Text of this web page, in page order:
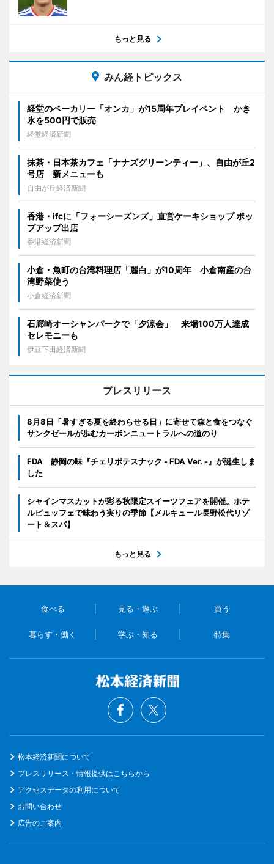
もっと見る
みん経トピックス
経堂のベーカリー「オンカ」が15周年プレイベント かき
氷を500円で販売
経堂経済新聞
抹茶・日本茶カフェ「ナナズグリーンティー」、自由が丘2
号店 新メニューも
自由が丘経済新聞
香港・ifcに「フォーシーズンズ」直営ケーキショップ ポッ
プアップ出店
香港経済新聞
小倉・魚町の台湾料理店「麗白」が10周年 小倉南産の台
湾野菜使う
小倉経済新聞
石廊崎オーシャンパークで「夕涼会」 来場100万人達成
セレモニーも
伊豆下田経済新聞
プレスリリース
8月8日「暑すぎる夏を終わらせる日」に寄せて森と食をつなぐ
サンクゼールが歩むカーボンニュートラルへの道のり
FDA 静岡の味『チェリポテスナック - FDA Ver. -』が誕生しま
した
シャインマスカットが彩る秋限定スイーツフェアを開催。ホテ
ルビュッフェで味わう実りの季節【メルキュール長野松代リゾ
ート＆スパ】
もっと見る
食べる 見る・遊ぶ 買う
暮らす・働く 学ぶ・知る 特集
松本経済新聞について
プレスリリース・情報提供はこちらから
アクセスデータの利用について
お問い合わせ
広告のご案内